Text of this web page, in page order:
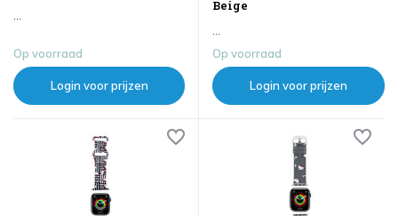
Op voorraad
Login voor prijzen
Beige
Op voorraad
Login voor prijzen